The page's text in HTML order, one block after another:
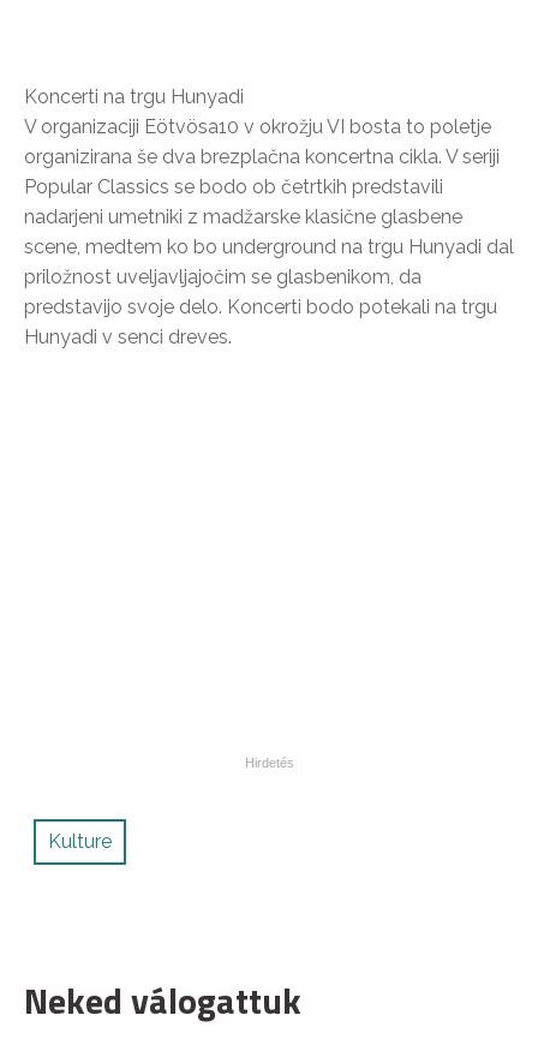
Koncerti na trgu Hunyadi
V organizaciji Eötvösa10 v okrožju VI bosta to poletje
organizirana še dva brezplačna koncertna cikla. V seriji
Popular Classics se bodo ob četrtkih predstavili
nadarjeni umetniki z madžarske klasične glasbene
scene, medtem ko bo underground na trgu Hunyadi dal
priložnost uveljavljajočim se glasbenikom, da
predstavijo svoje delo. Koncerti bodo potekali na trgu
Hunyadi v senci dreves.
Kulture
Neked válogattuk